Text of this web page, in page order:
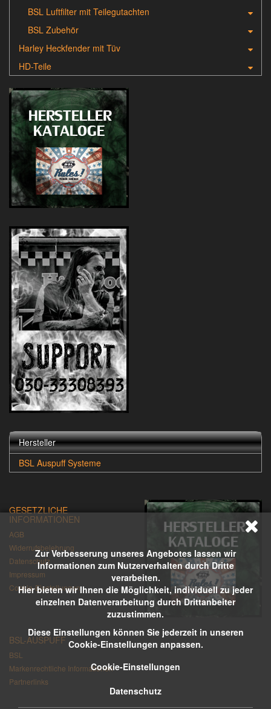
Zur Verbesserung unseres Angebotes lassen wir
Informationen zum Nutzerverhalten durch Dritte
verarbeiten.
Hier bieten wir Ihnen die Möglichkeit, individuell zu jeder
einzelnen Datenverarbeitung durch Drittanbeiter
zuzustimmen.
Diese Einstellungen können Sie jederzeit in unseren
Cookie-Einstellungen anpassen.
Cookie-Einstellungen
Datenschutz
BSL Luftfilter mit Teilegutachten
BSL Zubehör
Harley Heckfender mit Tüv
HD-Teile
Hersteller
BSL Auspuff Systeme
GESETZLICHE
INFORMATIONEN
AGB
Widerrufsbelehrung
Datenschutz
Impressum
Cookie-Einstellungen
BSL-AUSPUFF
BSL
Markenrechtliche Informationen
Partnerlinks